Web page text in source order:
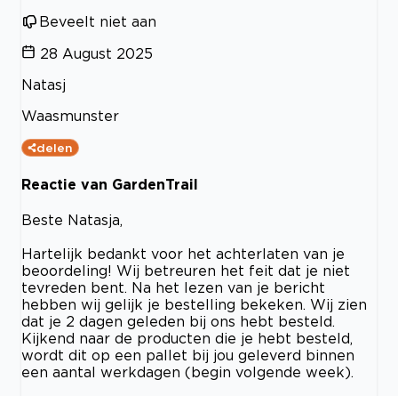
Beveelt niet aan
28 August 2025
Natasj
Waasmunster
delen
Reactie van GardenTrail
Beste Natasja,
Hartelijk bedankt voor het achterlaten van je
beoordeling! Wij betreuren het feit dat je niet
tevreden bent. Na het lezen van je bericht
hebben wij gelijk je bestelling bekeken. Wij zien
dat je 2 dagen geleden bij ons hebt besteld.
Kijkend naar de producten die je hebt besteld,
wordt dit op een pallet bij jou geleverd binnen
een aantal werkdagen (begin volgende week).